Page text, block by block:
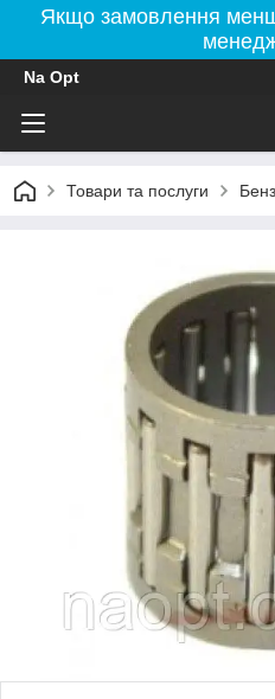
Якщо замовлення
Na Opt
Товари та послуги